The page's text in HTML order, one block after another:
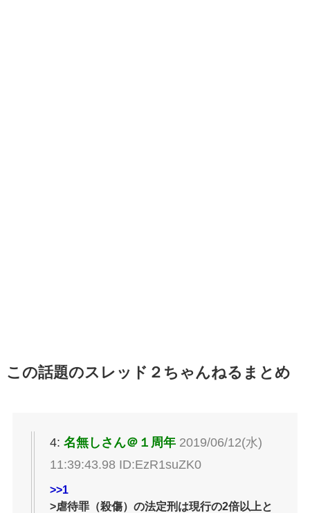
この話題のスレッド２ちゃんねるまとめ
4: 名無しさん＠１周年 2019/06/12(水)
11:39:43.98 ID:EzR1suZK0
>>1
>虐待罪（殺傷）の法定刑は現行の2倍以上と